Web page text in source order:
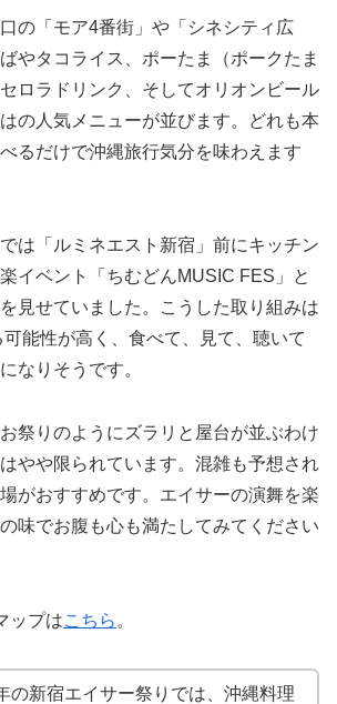
の「モア4番街」や「シネシティ広
やタコライス、ポーたま（ポークたま
ロラドリンク、そしてオリオンビール
の人気メニューが並びます。どれも本
るだけで沖縄旅行気分を味わえます
は「ルミネエスト新宿」前にキッチン
イベント「ちむどんMUSIC FES」と
見せていました。こうした取り組みは
能性が高く、食べて、見て、聴いて
なりそうです。
祭りのようにズラリと屋台が並ぶわけ
やや限られています。混雑も予想され
がおすすめです。エイサーの演舞を楽
味でお腹も心も満たしてみてください
ップはこちら 。
の新宿エイサー祭りでは、沖縄料理